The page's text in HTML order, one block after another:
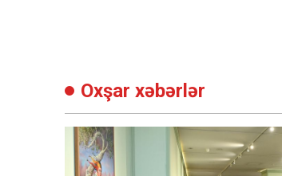
Oxşar xəbərlər